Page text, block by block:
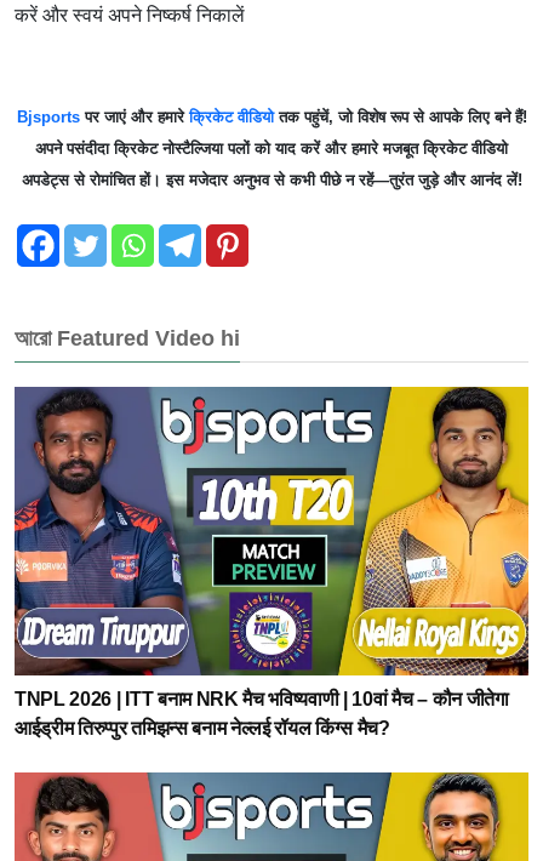
करें और स्वयं अपने निष्कर्ष निकालें
Bjsportsपर जाएं और हमारेक्रिकेट वीडियोतक पहुंचें, जो विशेष रूप से आपके लिए बने हैं!
अपने पसंदीदा क्रिकेट नोस्टैल्जिया पलों को याद करें और हमारे मजबूत क्रिकेट वीडियो
अपडेट्स से रोमांचित हों। इस मजेदार अनुभव से कभी पीछे न रहें—तुरंत जुड़े और आनंद लें!
আরো Featured Video hi
TNPL 2026 | ITT बनाम NRK मैच भविष्यवाणी | 10वां मैच – कौन जीतेगा
आईड्रीम तिरुप्पुर तमिझन्स बनाम नेल्लई रॉयल किंग्स मैच?